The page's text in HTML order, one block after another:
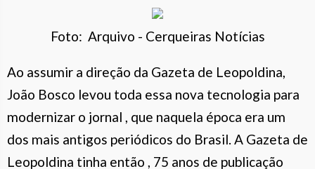
Foto: Arquivo - Cerqueiras Notícias
Ao assumir a direção da Gazeta de Leopoldina,
João Bosco levou toda essa nova tecnologia para
modernizar o jornal , que naquela época era um
dos mais antigos periódicos do Brasil. A Gazeta de
Leopoldina tinha então , 75 anos de publicação